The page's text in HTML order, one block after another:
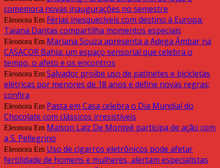
comemora novas inaugurações no semestre
Eleonora Em Férias inesquecíveis com destino à Europa:
Taiana Dantas compartilha momentos especiais
Eleonora Em Mariana Souza apresenta a Adega Âmbar na
CASACOR Bahia: um espaço sensorial que celebra o
tempo, o afeto e os encontros
Eleonora Em Salvador proíbe uso de patinetes e bicicletas
elétricas por menores de 18 anos e define novas regras;
confira
Eleonora Em Pasta em Casa celebra o Dia Mundial do
Chocolate com clássicos irresistíveis
Eleonora Em Maison Laíz De Monteê participa de ação com
a S. Pellegrino
Eleonora Em Uso de cigarros eletrônicos pode afetar
fertilidade de homens e mulheres, alertam especialistas